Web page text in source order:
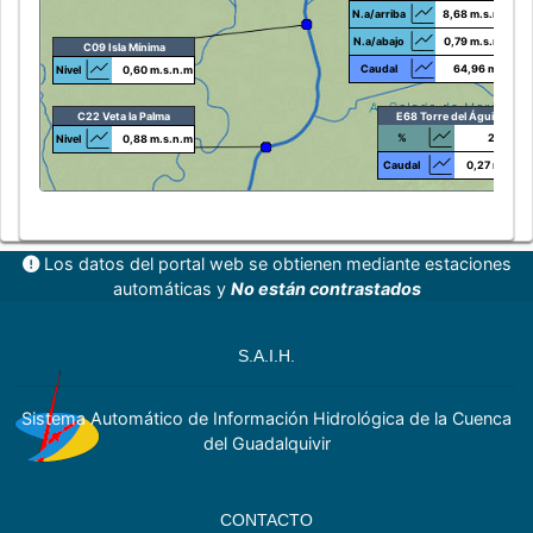
E68 Torre del Águila
%
27,90
Caudal 0,27 m³/s
N.a/arriba
8,68 m.s.n.m
N.a/abajo 0,79 m.s.n.m
Caudal 64,96 m³/s
C09 Isla Mínima
Nivel
0,60 m.s.n.m
C22 Veta la Palma
Nivel
0,88 m.s.n.m
Los datos del portal web se obtienen mediante estaciones
automáticas y No están contrastados
S.A.I.H.
Sistema Automático de Información Hidrológica de la Cuenca
del Guadalquivir
CONTACTO